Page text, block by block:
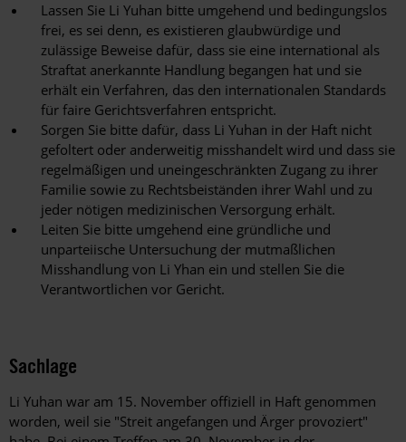
Lassen Sie Li Yuhan bitte umgehend und bedingungslos
frei, es sei denn, es existieren glaubwürdige und
zulässige Beweise dafür, dass sie eine international als
Straftat anerkannte Handlung begangen hat und sie
erhält ein Verfahren, das den internationalen Standards
für faire Gerichtsverfahren entspricht.
Sorgen Sie bitte dafür, dass Li Yuhan in der Haft nicht
gefoltert oder anderweitig misshandelt wird und dass sie
regelmäßigen und uneingeschränkten Zugang zu ihrer
Familie sowie zu Rechtsbeiständen ihrer Wahl und zu
jeder nötigen medizinischen Versorgung erhält.
Leiten Sie bitte umgehend eine gründliche und
unparteiische Untersuchung der mutmaßlichen
Misshandlung von Li Yhan ein und stellen Sie die
Verantwortlichen vor Gericht.
Sachlage
Li Yuhan war am 15. November offiziell in Haft genommen
worden, weil sie "Streit angefangen und Ärger provoziert"